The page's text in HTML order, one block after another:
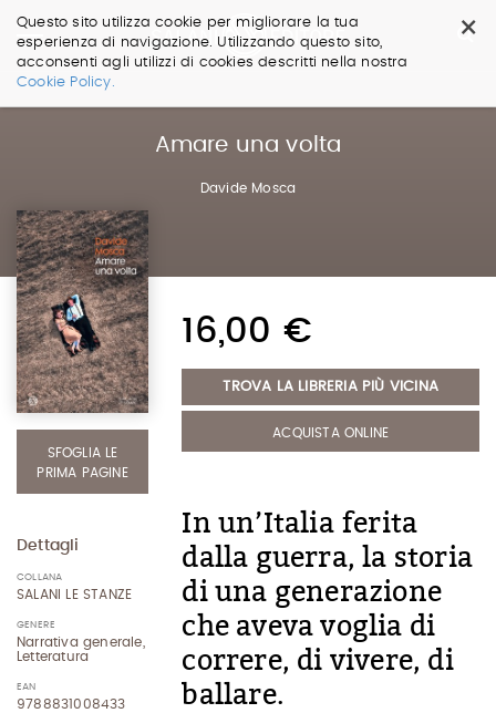
×
Questo sito utilizza cookie per migliorare la tua
esperienza di navigazione. Utilizzando questo sito,
acconsenti agli utilizzi di cookies descritti nella nostra
Cookie Policy.
Salta
Amare una volta
Davide Mosca
SFOGLIA LE
PRIMA PAGINE
Dettagli
COLLANA
SALANI LE STANZE
GENERE
Narrativa generale,
Letteratura
EAN
9788831008433
16,00 €
TROVA LA LIBRERIA PIÙ VICINA
ACQUISTA ONLINE
In un’Italia ferita
dalla guerra, la storia
di una generazione
che aveva voglia di
correre, di vivere, di
ballare.